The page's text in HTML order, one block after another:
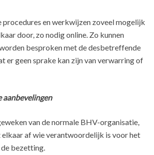
procedures en werkwijzen zoveel mogelijk
door, zo nodig online. Zo kunnen
besproken met de desbetreffende
er geen sprake kan zijn van verwarring of
aanbevelingen
van de normale BHV-organisatie,
elkaar af wie verantwoordelijk is voor het
bezetting.